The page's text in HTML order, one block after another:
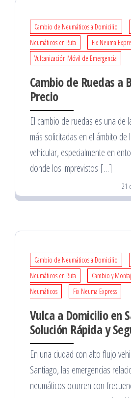
Cambio de Neumáticos a Domicilio
Neumáticos en Ruta
Fix Neuma
Vulcanización Móvil de Emergencia
Cambio de Ruedas a
Precio
El cambio de ruedas es una de
más solicitadas en el ámbito de
vehicular, especialmente en
donde los imprevistos […]
21
Cambio de Neumáticos a Domicilio
Neumáticos en Ruta
Cambio y
Neumáticos
Fix Neuma Express
Vulca a Domicilio en
Solución Rápida y
En una ciudad con alto flujo
Santiago, las emergencias
neumáticos ocurren con